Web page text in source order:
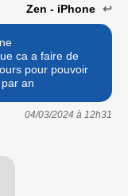
Zen - iPhone ↩
ca a faire de
pour pouvoir
an
04/03/2024 à 12h31